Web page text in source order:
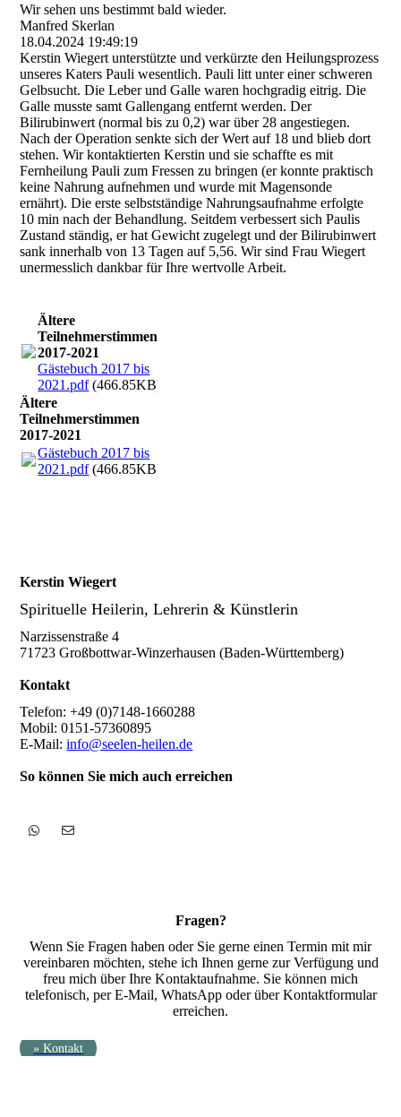
Wir sehen uns bestimmt bald wieder.
Manfred Skerlan
18.04.2024 19:49:19
Kerstin Wiegert unterstützte und verkürzte den Heilungsprozess
unseres Katers Pauli wesentlich. Pauli litt unter einer schweren
Gelbsucht. Die Leber und Galle waren hochgradig eitrig. Die
Galle musste samt Gallengang entfernt werden. Der
Bilirubinwert (normal bis zu 0,2) war über 28 angestiegen.
Nach der Operation senkte sich der Wert auf 18 und blieb dort
stehen. Wir kontaktierten Kerstin und sie schaffte es mit
Fernheilung Pauli zum Fressen zu bringen (er konnte praktisch
keine Nahrung aufnehmen und wurde mit Magensonde
ernährt). Die erste selbstständige Nahrungsaufnahme erfolgte
10 min nach der Behandlung. Seitdem verbessert sich Paulis
Zustand ständig, er hat Gewicht zugelegt und der Bilirubinwert
sank innerhalb von 13 Tagen auf 5,56. Wir sind Frau Wiegert
unermesslich dankbar für Ihre wertvolle Arbeit.
Ältere
Teilnehmerstimmen
2017-2021
Gästebuch 2017 bis
2021.pdf(466.85KB)
Ältere
Teilnehmerstimmen
2017-2021
Gästebuch 2017 bis
2021.pdf(466.85KB)
Kerstin Wiegert
Spirituelle Heilerin, Lehrerin & Künstlerin
Narzissenstraße 4
71723 Großbottwar-Winzerhausen (Baden-Württemberg)
Kontakt
Telefon: +49 (0)7148-1660288
Mobil: 0151-57360895
E-Mail:info@seelen-heilen.de
So können Sie mich auch erreichen
Fragen?
Wenn Sie Fragen haben oder Sie gerne einen Termin mit mir
vereinbaren möchten, stehe ich Ihnen gerne zur Verfügung und
freu mich über Ihre Kontaktaufnahme. Sie können mich
telefonisch, per E-Mail, WhatsApp oder über Kontaktformular
erreichen.
» Kontakt